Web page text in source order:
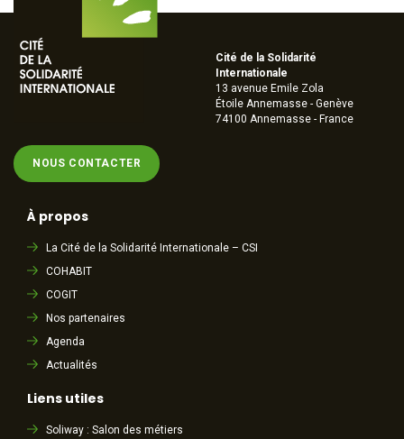
NOUS CONTACTER
Cité de la Solidarité
Internationale
13 avenue Emile Zola
Étoile Annemasse - Genève
74100 Annemasse - France
À propos
La Cité de la Solidarité Internationale – CSI
COHABIT
COGIT
Nos partenaires
Agenda
Actualités
Liens utiles
Soliway : Salon des métiers